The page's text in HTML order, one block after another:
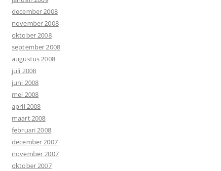
december 2008
november 2008
oktober 2008
september 2008
augustus 2008
juli 2008
juni 2008
mei 2008
april 2008
maart 2008
februari 2008
december 2007
november 2007
oktober 2007